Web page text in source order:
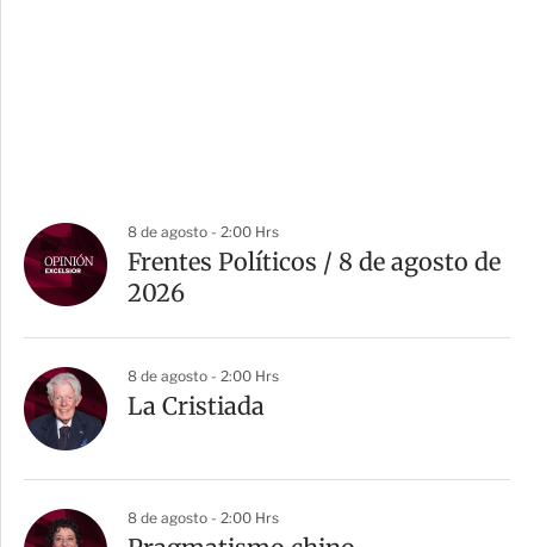
8 de agosto - 2:00 Hrs
Frentes Políticos / 8 de agosto de
2026
8 de agosto - 2:00 Hrs
La Cristiada
8 de agosto - 2:00 Hrs